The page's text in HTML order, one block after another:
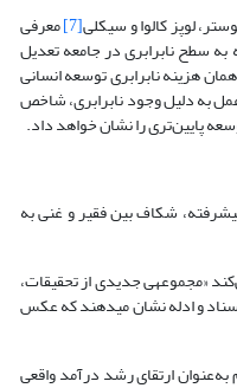
[7] معرفی
سطح نابرابری در جامعه تعدیل
هزینه نابرابری توسعه انسانی
به ‌دلیل وجود نابرابری، شاخص
پایین‌تری را نشان خواهد داد.
پیشرفته، شکاف بین فقیر و غنی به
و بانک جهانی در سال 2015 نیز تصدیق می‌کند «مجموعه‎ی جدیدی از تحقیقات،
دیدگاهی متضاد با نتایج پیشین را مطرح می‎کنند. پیشتر این اعتقاد وجود داشت که نابرابری، بهایی است که باید برای رشد بیشتر پرداخته شود، اما اسناد و ادله نشان می‎دهند که عکس
و ارتقای رفاه همگانی که مورد دوم به‌عنوان ارتقای رشد درآمد واقعی